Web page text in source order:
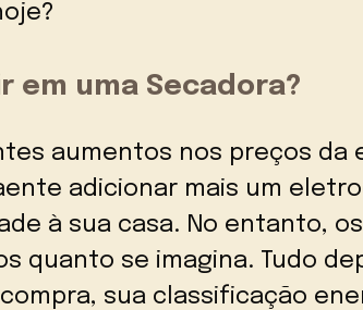
em uma Secadora?
aumentos nos preços da
adicionar mais um
à sua casa. No entanto,
quanto se imagina. Tudo
sua classificação